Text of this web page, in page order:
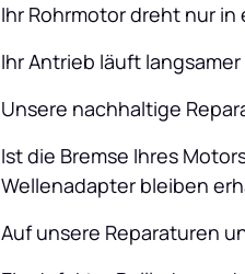
Ihr Rohrmotor dreht nur
Ihr Antrieb läuft
Unsere nachhaltige
Ist die Bremse Ihres
Wellenadapter bleiben
Auf unsere Reparaturen